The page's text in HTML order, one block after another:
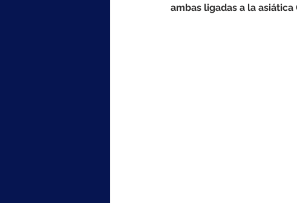
ambas ligadas a la asiática